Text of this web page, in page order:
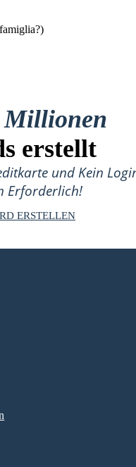
Millionen
erstellt
und Kein
Erforderlich!
ERSTELLEN